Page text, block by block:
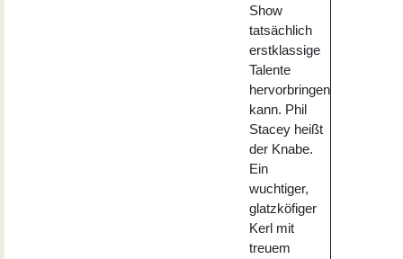
Show
tatsächlich
erstklassige
Talente
hervorbringen
kann. Phil
Stacey heißt
der Knabe.
Ein
wuchtiger,
glatzköfiger
Kerl mit
treuem